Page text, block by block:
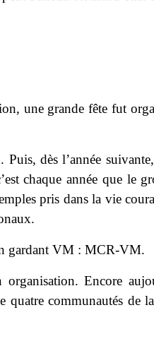
une grande fête fut
dès l’année
chaque année que le
pris dans la vie
gardant VM : MCR-VM.
Encore
communautés de